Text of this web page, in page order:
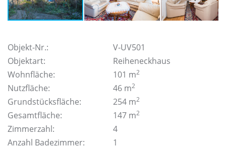
Objekt-Nr.:
V-UV501
Objektart:
Reiheneckhaus
Wohnfläche:
101 m2
Nutzfläche: 46 m2
Grundstücksfläche: 254 m2
Gesamtfläche: 147 m2
Zimmerzahl:
4
Anzahl Badezimmer:
1